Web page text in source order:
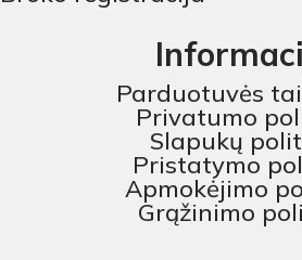
Parduotuvės
Privatumo
Slapukų
Pristatymo
Apmokėjimo
Grąžinimo